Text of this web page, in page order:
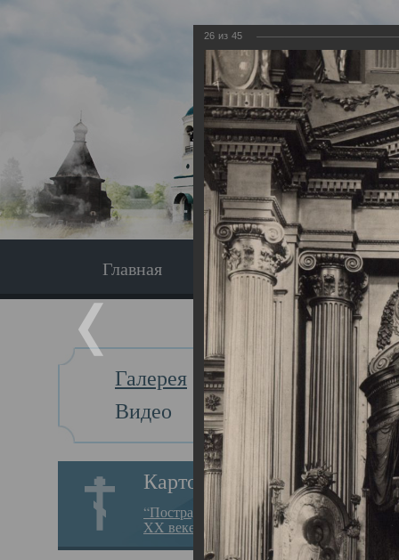
Главная Экскурсия
Галерея
Видео
Картотека
“Пострадавшие за веру в
XX веке на Севере”
Главная
26 из 45